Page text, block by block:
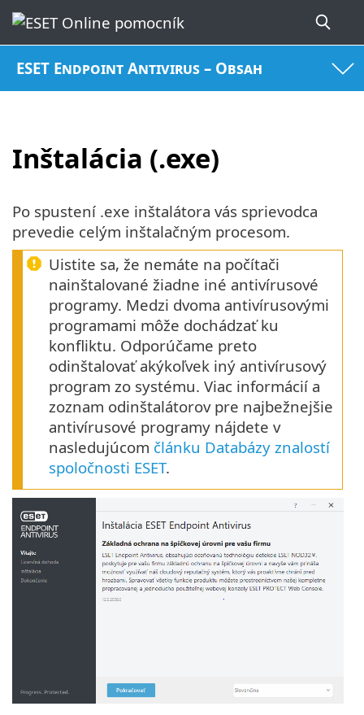
ESET Endpoint Antivirus – Obsah
Inštalácia (.exe)
Po spustení .exe inštalátora vás sprievodca
prevedie celým inštalačným procesom.
Uistite sa, že nemáte na počítači
nainštalované žiadne iné antivírusové
programy. Medzi dvoma antivírusovými
programami môže dochádzať ku
konfliktu. Odporúčame preto
odinštalovať akýkoľvek iný antivírusový
program zo systému. Viac informácií a
zoznam odinštalátorov pre najbežnejšie
antivírusové programy nájdete v
nasledujúcom článku Databázy znalostí
spoločnosti ESET.